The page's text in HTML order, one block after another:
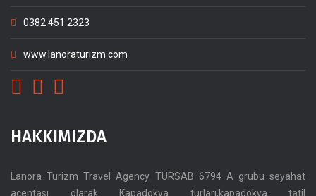
0382 451 2323
www.lanoraturizm.com
HAKKIMIZDA
Lanora Turizm Travel Agency TURSAB 6794 A grubu seyahat
acentası olarak Kapadokya turları,kapadokya tatil